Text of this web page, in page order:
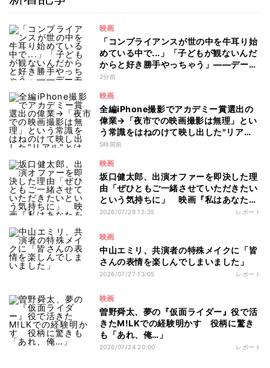
映画
「コンプライアンスが世の中を牛耳り始
めている中で...」「子どもが観ないんだ
からと好き勝手やっちゃう」――デーモ
ン閣下が語る映画『レディ・オア・ノッ
2分前
映画
全編iPhone撮影でアカデミー賞選出の
偉業→「夜市での映画撮影は無理」とい
う常識をはねのけて映し出した"リア
ル"とは――ツォウ監督が語る映画『左
5時間前
映画
坂口健太郎、出演オファーを即決した理
由「ぜひともご一緒させていただきたい
という気持ちに」 映画『私はあなたを
知らない、』完成披露舞台挨拶
2026/07/28 12:35 レポート
映画
中山エミリ、共演者の特殊メイクに「皆
さんの表情を楽しんでしまいました」
2026/07/27 13:05 レポート
映画
曽野舜太、夢の『仮面ライダー』役で活
きたM!LKでの経験明かす 役柄に驚き
も「あれ、俺…」
2026/07/24 20:00 レポート